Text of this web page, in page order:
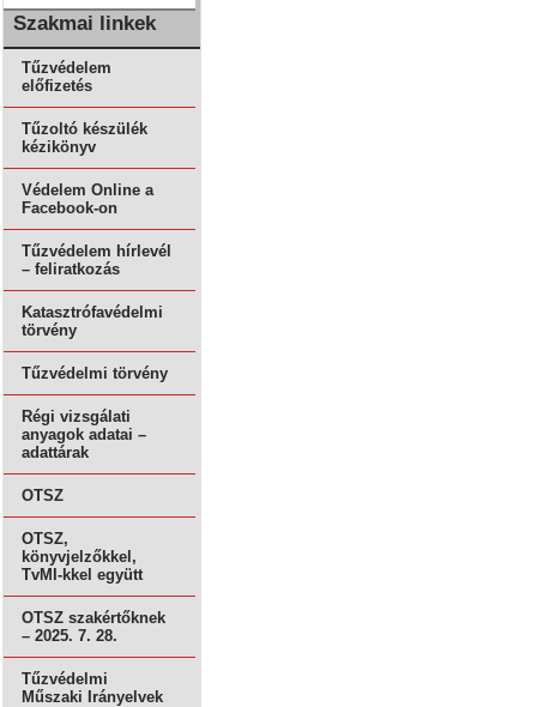
Szakmai linkek
Tűzvédelem
előfizetés
Tűzoltó készülék
kézikönyv
Védelem Online a
Facebook-on
Tűzvédelem hírlevél
– feliratkozás
Katasztrófavédelmi
törvény
Tűzvédelmi törvény
Régi vizsgálati
anyagok adatai –
adattárak
OTSZ
OTSZ,
könyvjelzőkkel,
TvMI-kkel együtt
OTSZ szakértőknek
– 2025. 7. 28.
Tűzvédelmi
Műszaki Irányelvek